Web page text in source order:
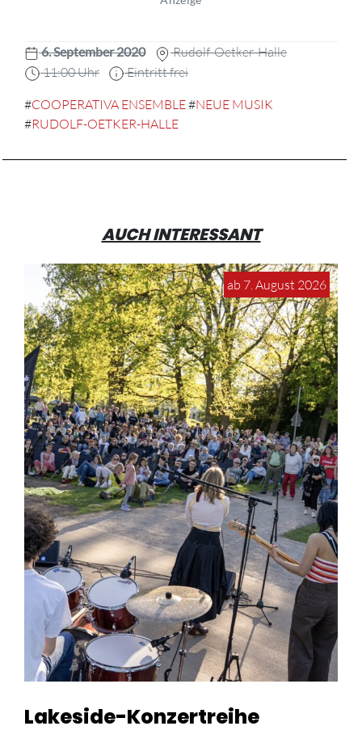
6. September 2020
Rudolf-Oetker-Halle
11:00 Uhr
Eintritt frei
#COOPERATIVA ENSEMBLE#NEUE MUSIK
#RUDOLF-OETKER-HALLE
AUCH INTERESSANT
ab 7. August 2026
Lakeside-Konzertreihe